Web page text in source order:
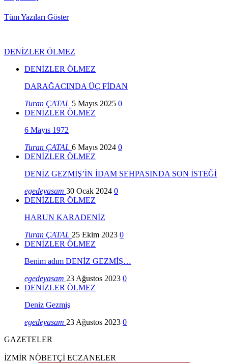
Tüm Yazıları Göster
DENİZLER ÖLMEZ
DENİZLER ÖLMEZ
DARAĞACINDA ÜÇ FİDAN
Turan ÇATAL 5 Mayıs 2025 0
DENİZLER ÖLMEZ
6 Mayıs 1972
Turan ÇATAL 6 Mayıs 2024 0
DENİZLER ÖLMEZ
DENİZ GEZMİŞ’İN İDAM SEHPASINDA SON İSTEĞİ
egedeyasam 30 Ocak 2024 0
DENİZLER ÖLMEZ
HARUN KARADENİZ
Turan ÇATAL 25 Ekim 2023 0
DENİZLER ÖLMEZ
Benim adım DENİZ GEZMİŞ…
egedeyasam 23 Ağustos 2023 0
DENİZLER ÖLMEZ
Deniz Gezmiş
egedeyasam 23 Ağustos 2023 0
GAZETELER
İZMİR NÖBETÇİ ECZANELER